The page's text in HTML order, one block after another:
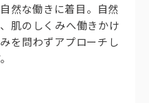
然な働きに着目。自然
肌のしくみへ働きかけ
を問わずアプローチし